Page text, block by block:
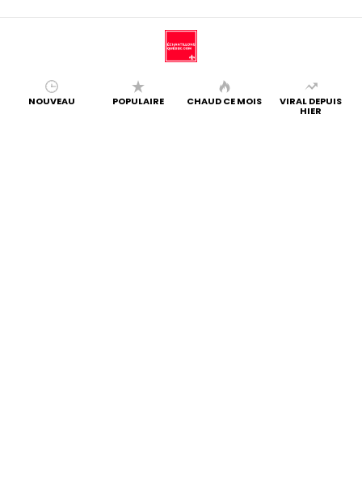
NOUVEAU POPULAIRE CHAUD CE MOIS VIRAL DEPUIS
HIER